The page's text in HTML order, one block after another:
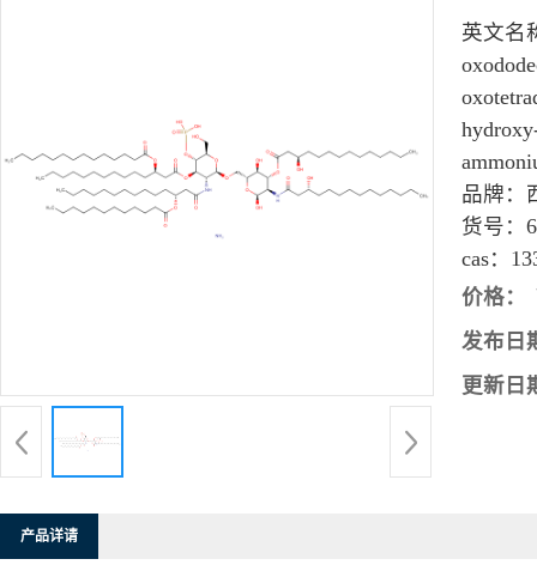
英文名
品牌：
货号：
cas：
价格：
发布日
更新日
产品详请